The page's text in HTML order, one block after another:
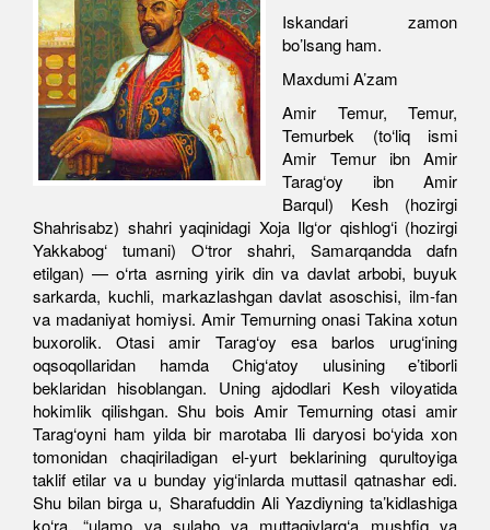
Iskandari zamon
bo’lsang ham.
Maxdumi A’zam
Amir Temur, Temur,
Temurbek (to‘liq ismi
Amir Temur ibn Amir
Tarag‘oy ibn Amir
Barqul) Kesh (hozirgi
Shahrisabz) shahri yaqinidagi Xoja Ilg‘or qishlog‘i (hozirgi
Yakkabog‘ tumani) O‘tror shahri, Samarqandda dafn
etilgan) — o‘rta asrning yirik din va davlat arbobi, buyuk
sarkarda, kuchli, markazlashgan davlat asoschisi, ilm-fan
va madaniyat homiysi. Amir Temurning onasi Takina xotun
buxorolik. Otasi amir Tarag‘oy esa barlos urug‘ining
oqsoqollaridan hamda Chig‘atoy ulusining e’tiborli
beklaridan hisoblangan. Uning ajdodlari Kesh viloyatida
hokimlik qilishgan. Shu bois Amir Temurning otasi amir
Tarag‘oyni ham yilda bir marotaba Ili daryosi bo‘yida xon
tomonidan chaqiriladigan el-yurt beklarining qurultoyiga
taklif etilar va u bunday yig‘inlarda muttasil qatnashar edi.
Shu bilan birga u, Sharafuddin Ali Yazdiyning ta’kidlashiga
ko‘ra, “ulamo va sulaho va muttaqiylarg‘a mushfiq va